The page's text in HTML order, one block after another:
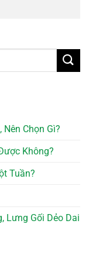
Chọn Gì?
Không?
Tuần?
Lưng Gối Dẻo Dai